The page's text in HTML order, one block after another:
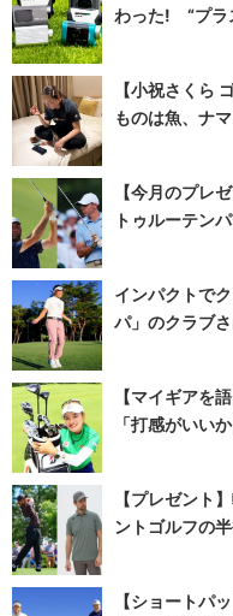
わった! “プラ
【小祝さくら
ものは魚、ナ
【今月のプレ
トゥルーテン
インパクトで
パ」のクラブ
【マイギアを
「打感がいい
【プレゼント
ントゴルフの
【ショートパ